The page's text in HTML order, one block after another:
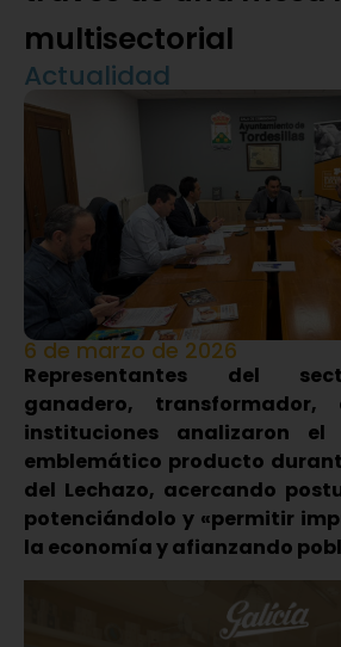
multisectorial
Actualidad
6 de marzo de 2026
Representantes del
ganadero,
instituciones analizaron
emblemático producto
del Lechazo, acercando
potenciándolo y «permitir
la economía y afianzando